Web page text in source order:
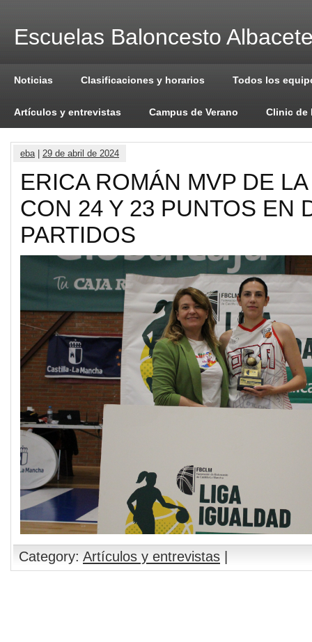
Escuelas Baloncesto
Noticias Clasificaciones y horarios Todos los
Artículos y entrevistas Campus de Verano Clinic de
eba| 29 de abril de 2024
ERICA ROMÁN MVP DE
CON 24 Y 23 PUNTOS EN
PARTIDOS
Category: Artículos y entrevistas